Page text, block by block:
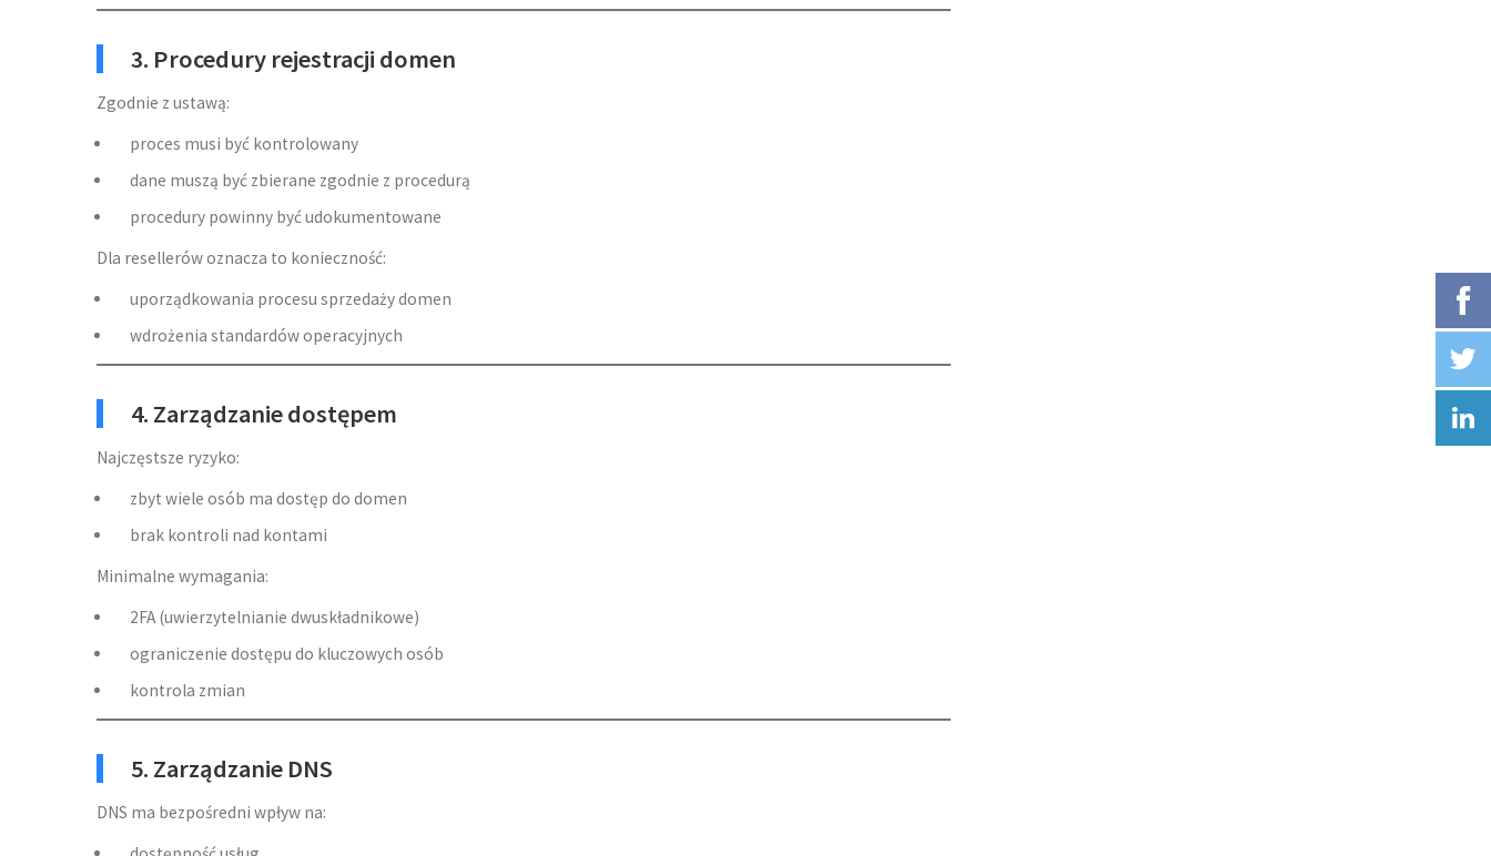
3. Procedury rejestracji domen
Zgodnie z ustawą:
proces musi być kontrolowany
dane muszą być zbierane zgodnie z procedurą
procedury powinny być udokumentowane
Dla resellerów oznacza to konieczność:
uporządkowania procesu sprzedaży domen
wdrożenia standardów operacyjnych
4. Zarządzanie dostępem
Najczęstsze ryzyko:
zbyt wiele osób ma dostęp do domen
brak kontroli nad kontami
Minimalne wymagania:
2FA (uwierzytelnianie dwuskładnikowe)
ograniczenie dostępu do kluczowych osób
kontrola zmian
5. Zarządzanie DNS
DNS ma bezpośredni wpływ na: